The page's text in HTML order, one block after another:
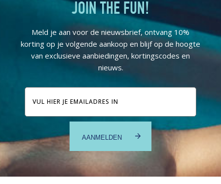
JOIN THE FUN!
Meld je aan voor de nieuwsbrief, ontvang 10%
korting op je volgende aankoop en blijf op de hoogte
van exclusieve aanbiedingen, kortingscodes en
nieuws.
E-
mailadres